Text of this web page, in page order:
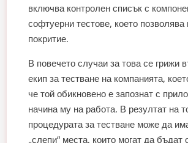
включва контролен списък с
софтуерни тестове, което позволява
покритие.
В повечето случаи за това се грижи
екип за тестване на компанията,
че той обикновено е запознат с
начина му на работа. В резултат на
процедурата за тестване може да
„слепи“ места, които могат да бъдат